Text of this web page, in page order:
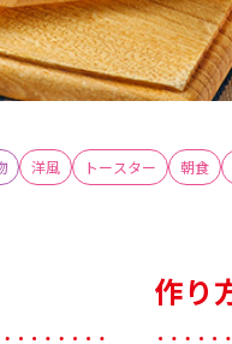
洋風 トースター 朝食
作り